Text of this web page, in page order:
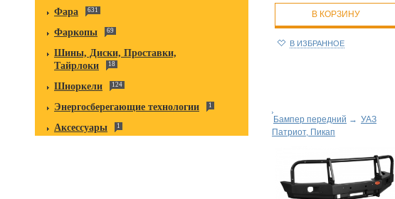
Фара 631
Фаркопы 69
Шины, Диски, Проставки,
Тайрлоки
18
Шноркели 124
Энергосберегающие технологии 1
Аксессуары 1
В КОРЗИНУ
В ИЗБРАННОЕ
Бампер передний → УАЗ
Патриот, Пикап